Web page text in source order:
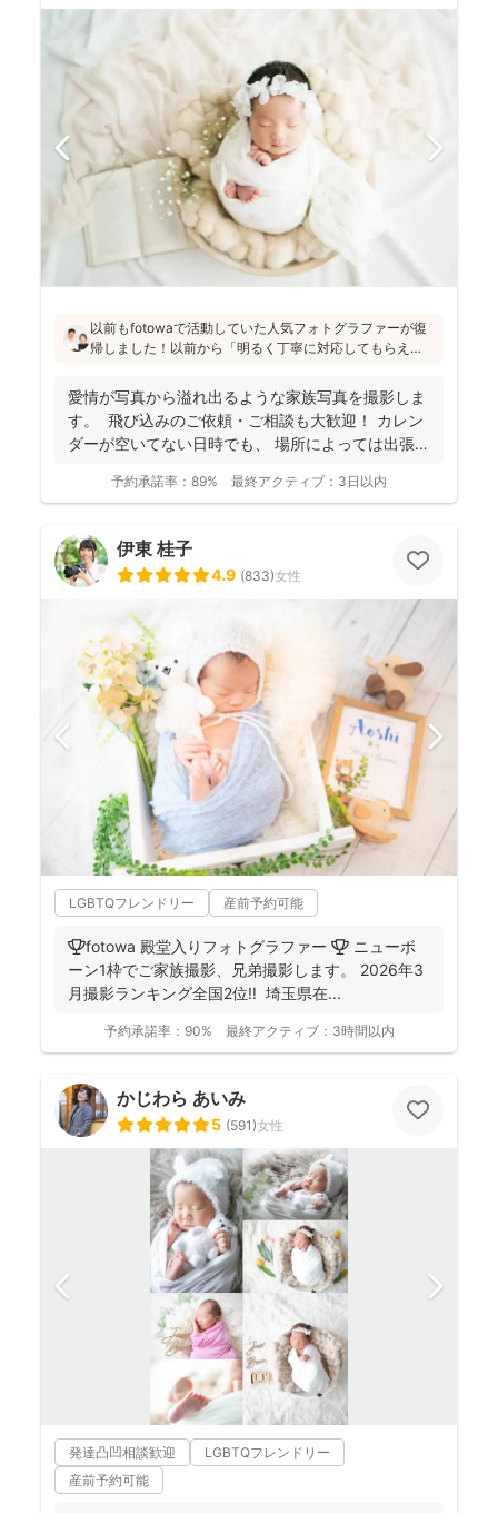
以前もfotowaで活動していた人気フォトグラファーが復
帰しました！以前から「明るく丁寧に対応してもらえ
と好評です♪特にニューボーンフォトは様々な研修を受講
し、クオリティ高いお写真をお届けされています(^^)
愛情が写真から溢れ出るような家族写真を撮影しま
す。 飛び込みのご依頼・ご相談も大歓迎！ カレン
ダーが空いてない日時でも、 場所によっては出張で
予約承諾率： 89% 最終アクティブ： 3日以内
伊東 桂子
4.9 (833)女性
LGBTQフレンドリー 産前予約可能
🏆fotowa 殿堂入りフォトグラファー 🏆 ニューボ
ーン1枠でご家族撮影、兄弟撮影します。 2026年3
月撮影ランキング全国2位‼️ 埼玉県在...
予約承諾率： 90% 最終アクティブ： 3時間以内
かじわら あいみ
5 (591)女性
発達凸凹相談歓迎
LGBTQフレンドリー
産前予約可能